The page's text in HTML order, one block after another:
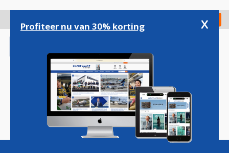
gaan
Check in
Magazine Podcasts Vacatures
Profiteer nu van 30% korting x